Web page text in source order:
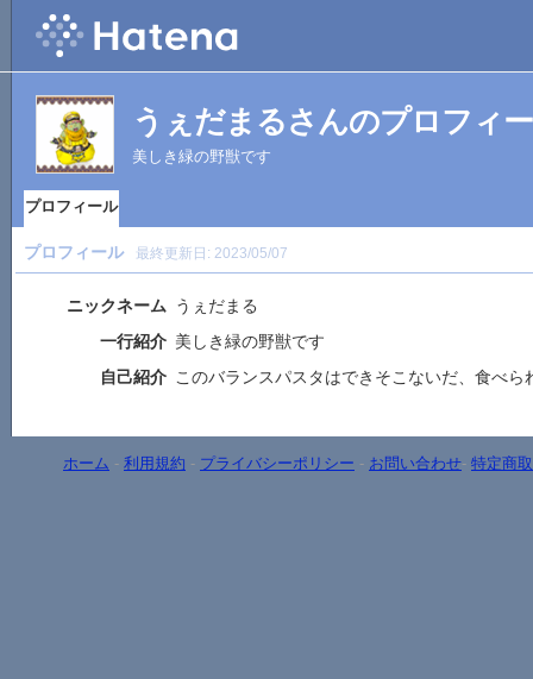
うぇだまるさんのプロフィ
美しき緑の野獣です
プロフィール
プロフィール 最終更新日: 2023/05/07
ニックネーム うぇだまる
一行紹介 美しき緑の野獣です
自己紹介 このバランスパスタはできそこないだ、食べら
ホーム - 利用規約 - プライバシーポリシー - お問い合わせ- 特定商